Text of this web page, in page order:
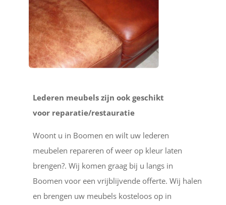
Lederen meubels zijn ook geschikt
voor reparatie/restauratie
Woont u in Boomen en wilt uw lederen
meubelen repareren of weer op kleur laten
brengen?. Wij komen graag bij u langs in
Boomen voor een vrijblijvende offerte. Wij halen
en brengen uw meubels kosteloos op in